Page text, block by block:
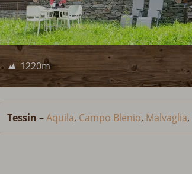
1220m
Tessin –Aquila, Campo Blenio, Malvaglia,